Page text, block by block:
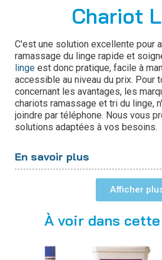
Chariot
C'est une solution excellente pour
ramassage du linge rapide et
linge est donc pratique, facile à
accessible au niveau du prix. Pour
concernant les avantages, les
chariots ramassage et tri du linge,
joindre par téléphone. Nous vous
solutions adaptées à vos besoins.
En savoir plus
Détachant
Afficher
À voir dans